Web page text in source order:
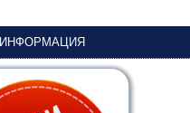
ИНФОРМАЦИЯ